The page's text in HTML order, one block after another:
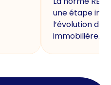
une étape
l’évolution de
immobilière.